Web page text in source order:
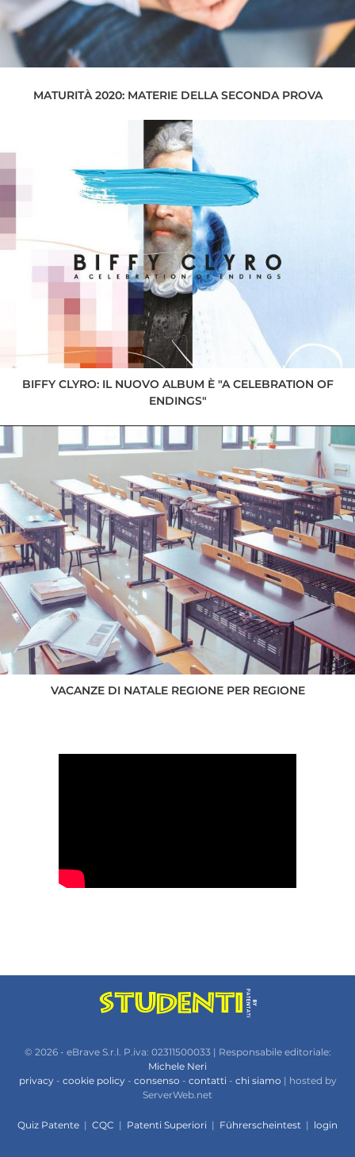
MATURITÀ 2020: MATERIE DELLA SECONDA PROVA
BIFFY CLYRO: IL NUOVO ALBUM È "A CELEBRATION OF
ENDINGS"
VACANZE DI NATALE REGIONE PER REGIONE
© 2026 - eBrave S.r.l. P.iva: 02311500033 | Responsabile editoriale:
Michele Neri
privacy- cookie policy- consenso - contatti- chi siamo | hosted by
ServerWeb.net
Quiz Patente | CQC | Patenti Superiori | Führerscheintest | login